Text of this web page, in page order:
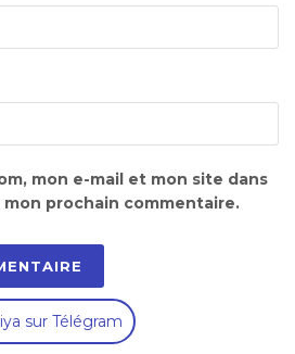
mon e-mail et mon site dans
mon prochain commentaire.
sur Télégram